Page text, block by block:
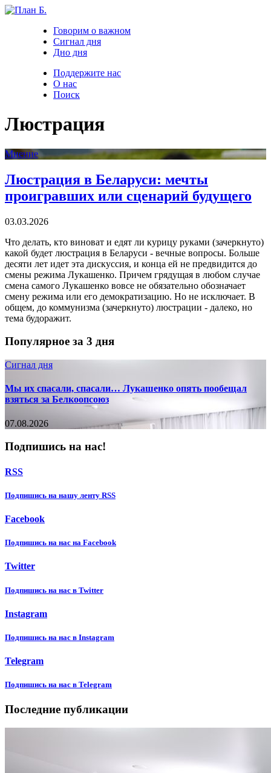
Говорим о важном
Сигнал дня
Дно дня
Поддержите нас
О нас
Поиск
Люстрация
Мнение
Люстрация в Беларуси: мечты
проигравших или сценарий будущего
03.03.2026
Что делать, кто виноват и едят ли курицу руками (зачеркнуто)
какой будет люстрация в Беларуси - вечные вопросы. Больше
десяти лет идет эта дискуссия, и конца ей не предвидится до
смены режима Лукашенко. Причем грядущая в любом случае
смена самого Лукашенко вовсе не обязательно обозначает
смену режима или его демократизацию. Но не исключает. В
общем, до коммунизма (зачеркнуто) люстрации - далеко, но
тема будоражит.
Популярное за 3 дня
Сигнал дня
Мы их спасали, спасали… Лукашенко опять пообещал
взяться за Белкоопсоюз
07.08.2026
Подпишись на нас!
RSS
Подпишиcь на нашу ленту RSS
Facebook
Подпишиcь на нас на Facebook
Twitter
Подпишиcь на нас в Twitter
Instagram
Подпишиcь на нас в Instagram
Telegram
Подпишиcь на нас в Telegram
Последние публикации